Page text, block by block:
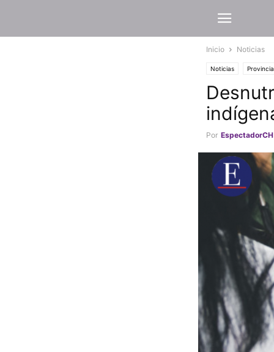
Inicio Noticias
Noticias Provincia
Por EspectadorCH